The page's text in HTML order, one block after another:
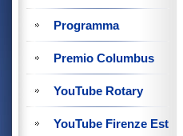
Programma
Premio Columbus
YouTube Rotary
YouTube Firenze Est